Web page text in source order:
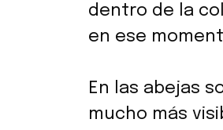
dentro de la
en ese
En las abejas
mucho más